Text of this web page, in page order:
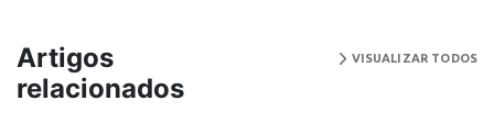
Artigos
relacionados
VISUALIZAR TODOS